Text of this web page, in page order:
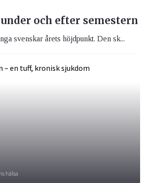
och efter semestern
svenskar årets höjdpunkt. Den sk...
hälsa